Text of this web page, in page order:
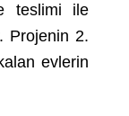
teslimi ile
Projenin 2.
evlerin